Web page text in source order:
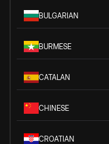
BULGARIAN
BURMESE
CATALAN
CHINESE
CROATIAN